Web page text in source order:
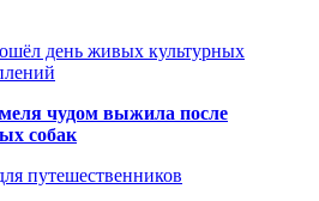
день живых культурных
чудом выжила после
собак
путешественников